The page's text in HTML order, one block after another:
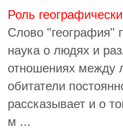
Роль
Слово "география"
наука о людях и
отношениях между
обитатели
рассказывает и о
м ...